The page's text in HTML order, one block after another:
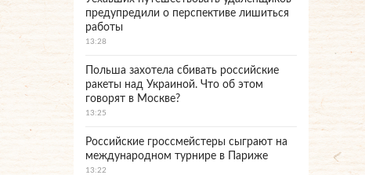
предупредили о перспективе лишиться
работы
13:28
Польша захотела сбивать российские
ракеты над Украиной. Что об этом
говорят в Москве?
13:25
Российские гроссмейстеры сыграют на
международном турнире в Париже
13:22